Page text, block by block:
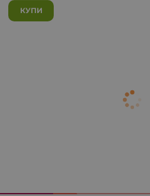
КУПИ